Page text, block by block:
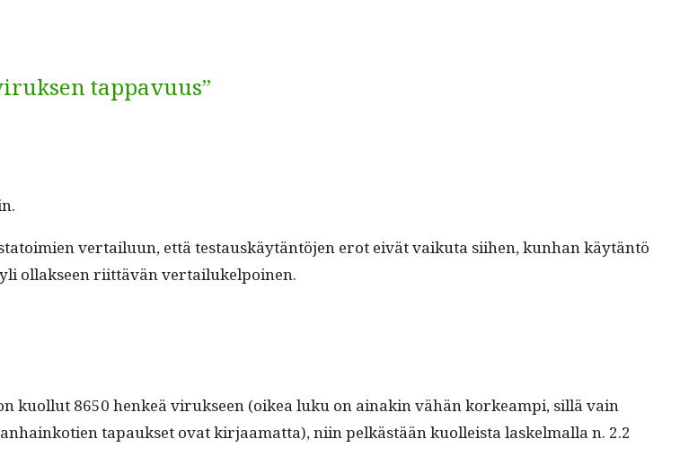
tappavuus”
ver­tailu­un, että tes­tauskäytän­tö­jen erot eivät vaiku­ta siihen, kun­han käytän­tö
ollak­seen riit­tävän vertailukelpoinen.
kuol­lut 8650 henkeä viruk­seen (oikea luku on ainakin vähän korkeampi, sil­lä vain
tapauk­set ovat kir­jaa­mat­ta), niin pelkästään kuolleista laskel­mal­la n. 2.2